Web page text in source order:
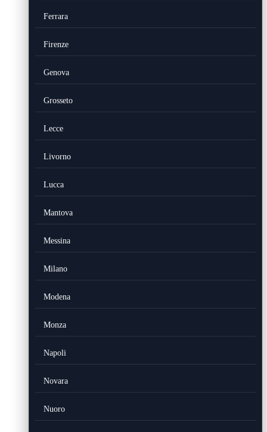
Ferrara
Firenze
Genova
Grosseto
Lecce
Livorno
Lucca
Mantova
Messina
Milano
Modena
Monza
Napoli
Novara
Nuoro